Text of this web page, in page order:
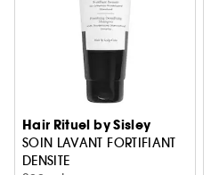
Hair Rituel by Sisley
SOIN LAVANT FORTIFIANT
DENSITE